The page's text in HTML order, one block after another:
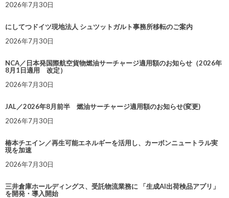
2026年7月30日
にしてつドイツ現地法人 シュツットガルト事務所移転のご案内
2026年7月30日
NCA／日本発国際航空貨物燃油サーチャージ適用額のお知らせ（2026年
8月1日適用 改定）
2026年7月30日
JAL／2026年8月前半 燃油サーチャージ適用額のお知らせ(変更)
2026年7月30日
椿本チエイン／再生可能エネルギーを活用し、カーボンニュートラル実
現を加速
2026年7月30日
三井倉庫ホールディングス、受託物流業務に 「生成AI出荷検品アプリ」
を開発・導入開始